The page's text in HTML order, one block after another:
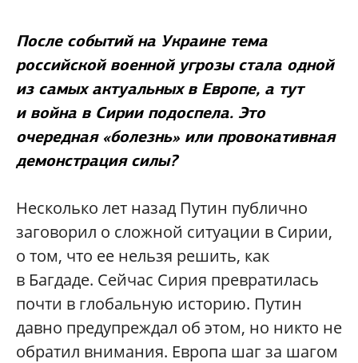
После событий на Украине тема
российской военной угрозы стала одной
из самых актуальных в Европе, а тут
и война в Сирии подоспела. Это
очередная «болезнь» или провокативная
демонстрация силы?
Несколько лет назад Путин публично
заговорил о сложной ситуации в Сирии,
о том, что ее нельзя решить, как
в Багдаде. Сейчас Сирия превратилась
почти в глобальную историю. Путин
давно предупреждал об этом, но никто не
обратил внимания. Европа шаг за шагом